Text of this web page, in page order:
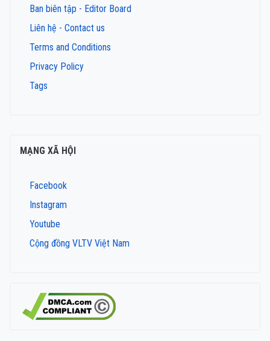
Ban biên tập - Editor Board
Liên hệ - Contact us
Terms and Conditions
Privacy Policy
Tags
MẠNG XÃ HỘI
Facebook
Instagram
Youtube
Cộng đồng VLTV Việt Nam